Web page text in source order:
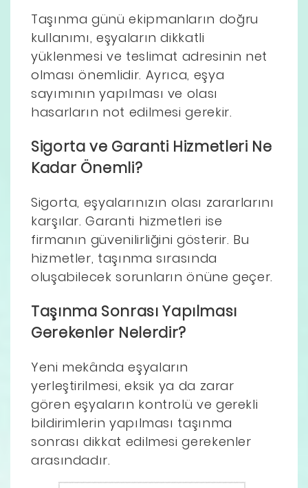
Taşınma günü ekipmanların doğru
kullanımı, eşyaların dikkatli
yüklenmesi ve teslimat adresinin net
olması önemlidir. Ayrıca, eşya
sayımının yapılması ve olası
hasarların not edilmesi gerekir.
Sigorta ve Garanti Hizmetleri Ne
Kadar Önemli?
Sigorta, eşyalarınızın olası zararlarını
karşılar. Garanti hizmetleri ise
firmanın güvenilirliğini gösterir. Bu
hizmetler, taşınma sırasında
oluşabilecek sorunların önüne geçer.
Taşınma Sonrası Yapılması
Gerekenler Nelerdir?
Yeni mekânda eşyaların
yerleştirilmesi, eksik ya da zarar
gören eşyaların kontrolü ve gerekli
bildirimlerin yapılması taşınma
sonrası dikkat edilmesi gerekenler
arasındadır.